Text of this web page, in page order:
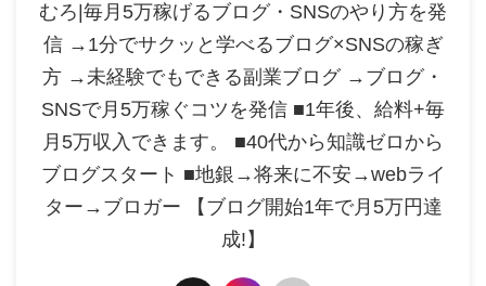
むろ|毎月5万稼げるブログ・SNSのやり方を発
信 →1分でサクッと学べるブログ×SNSの稼ぎ
方 →未経験でもできる副業ブログ →ブログ・
SNSで月5万稼ぐコツを発信 ■1年後、給料+毎
月5万収入できます。 ■40代から知識ゼロから
ブログスタート ■地銀→将来に不安→webライ
ター→ブロガー 【ブログ開始1年で月5万円達
成!】